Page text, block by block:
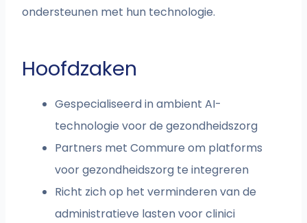
ondersteunen met hun technologie.
Hoofdzaken
Gespecialiseerd in ambient AI-
technologie voor de gezondheidszorg
Partners met Commure om platforms
voor gezondheidszorg te integreren
Richt zich op het verminderen van de
administratieve lasten voor clinici